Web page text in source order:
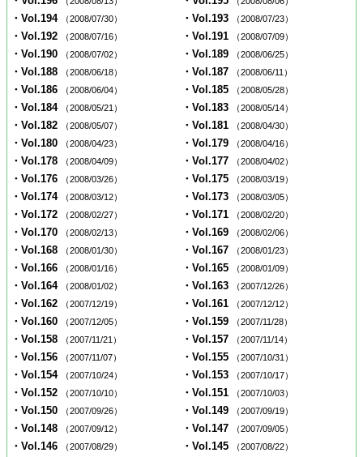
・Vol.194 （2008/07/30） ・Vol.193 （2008/07/23）
・Vol.192 （2008/07/16） ・Vol.191 （2008/07/09）
・Vol.190 （2008/07/02） ・Vol.189 （2008/06/25）
・Vol.188 （2008/06/18） ・Vol.187 （2008/06/11）
・Vol.186 （2008/06/04） ・Vol.185 （2008/05/28）
・Vol.184 （2008/05/21） ・Vol.183 （2008/05/14）
・Vol.182 （2008/05/07） ・Vol.181 （2008/04/30）
・Vol.180 （2008/04/23） ・Vol.179 （2008/04/16）
・Vol.178 （2008/04/09） ・Vol.177 （2008/04/02）
・Vol.176 （2008/03/26） ・Vol.175 （2008/03/19）
・Vol.174 （2008/03/12） ・Vol.173 （2008/03/05）
・Vol.172 （2008/02/27） ・Vol.171 （2008/02/20）
・Vol.170 （2008/02/13） ・Vol.169 （2008/02/06）
・Vol.168 （2008/01/30） ・Vol.167 （2008/01/23）
・Vol.166 （2008/01/16） ・Vol.165 （2008/01/09）
・Vol.164 （2008/01/02） ・Vol.163 （2007/12/26）
・Vol.162 （2007/12/19） ・Vol.161 （2007/12/12）
・Vol.160 （2007/12/05） ・Vol.159 （2007/11/28）
・Vol.158 （2007/11/21） ・Vol.157 （2007/11/14）
・Vol.156 （2007/11/07） ・Vol.155 （2007/10/31）
・Vol.154 （2007/10/24） ・Vol.153 （2007/10/17）
・Vol.152 （2007/10/10） ・Vol.151 （2007/10/03）
・Vol.150 （2007/09/26） ・Vol.149 （2007/09/19）
・Vol.148 （2007/09/12） ・Vol.147 （2007/09/05）
・Vol.146 （2007/08/29） ・Vol.145 （2007/08/22）